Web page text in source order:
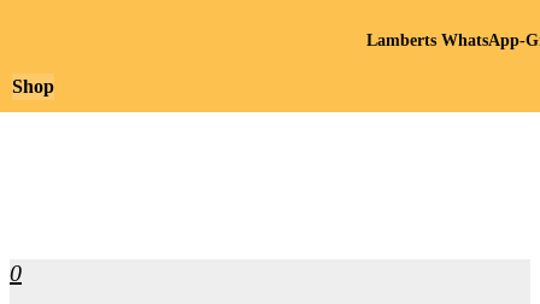
0
Shop
Lamberts WhatsApp-